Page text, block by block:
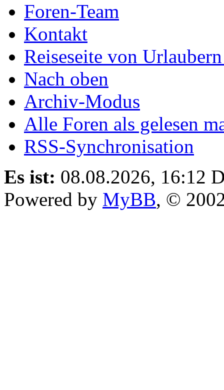
Foren-Team
Kontakt
Reiseseite von
Nach oben
Archiv-Modus
Alle Foren als gelesen
RSS-Synchronisation
Es ist: 08.08.2026, 16:12
Powered by MyBB, ©